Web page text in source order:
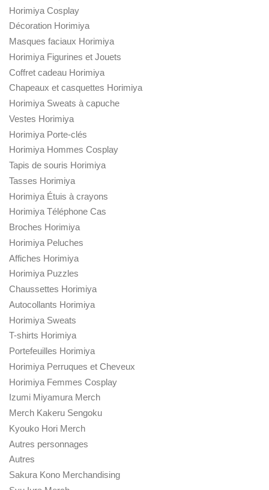
Horimiya Cosplay
Décoration Horimiya
Masques faciaux Horimiya
Horimiya Figurines et Jouets
Coffret cadeau Horimiya
Chapeaux et casquettes Horimiya
Horimiya Sweats à capuche
Vestes Horimiya
Horimiya Porte-clés
Horimiya Hommes Cosplay
Tapis de souris Horimiya
Tasses Horimiya
Horimiya Étuis à crayons
Horimiya Téléphone Cas
Broches Horimiya
Horimiya Peluches
Affiches Horimiya
Horimiya Puzzles
Chaussettes Horimiya
Autocollants Horimiya
Horimiya Sweats
T-shirts Horimiya
Portefeuilles Horimiya
Horimiya Perruques et Cheveux
Horimiya Femmes Cosplay
Izumi Miyamura Merch
Merch Kakeru Sengoku
Kyouko Hori Merch
Autres personnages
Autres
Sakura Kono Merchandising